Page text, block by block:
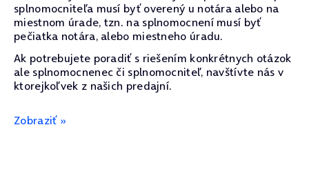
splnomocniteľa musí byť overený u notára alebo na
miestnom úrade, tzn. na splnomocnení musí byť
pečiatka notára, alebo miestneho úradu.
Ak potrebujete poradiť s riešením konkrétnych otázok
ale splnomocnenec či splnomocniteľ, navštívte nás v
ktorejkoľvek z našich predajní.
Zobraziť »